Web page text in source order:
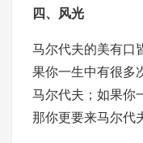
四、风光
马尔代夫的美有口
果你一生中有很多
马尔代夫；如果你
那你更要来马尔代